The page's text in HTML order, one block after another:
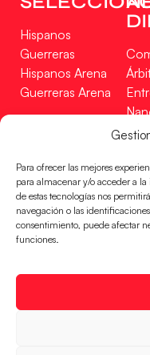
Para ofrecer las mejores
para almacenar y/o acceder a
de estas tecnologías nos
navegación o las
consentimiento, puede afectar
funciones.
Hispanos
Guerreras
Hispanos Arena
Guerreras Arena
Incidencias
CONTACTO
RFEBM © 2024.